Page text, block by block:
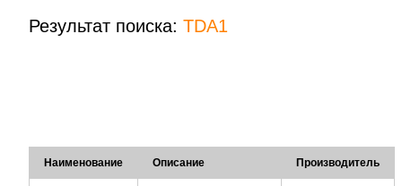
Результат поиска: TDA1
Наименование Описание Производитель